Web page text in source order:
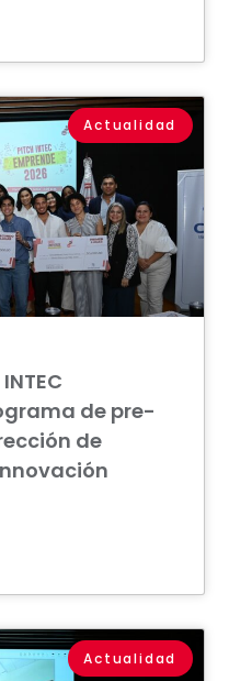
Actualidad
de pre-
de
Actualidad